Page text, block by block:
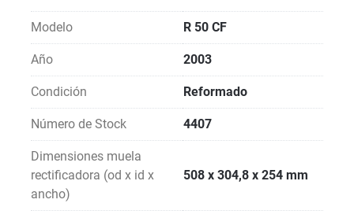
Modelo R 50 CF
Año 2003
Condición Reformado
Número de Stock 4407
Dimensiones muela
rectificadora (od x id x
ancho)
508 x 304,8 x 254 mm